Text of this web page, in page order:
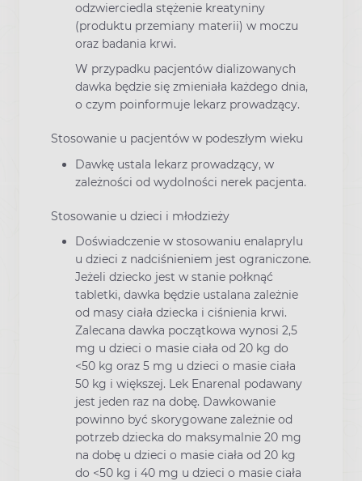
odzwierciedla stężenie kreatyniny
(produktu przemiany materii) w moczu
oraz badania krwi.
W przypadku pacjentów dializowanych
dawka będzie się zmieniała każdego dnia,
o czym poinformuje lekarz prowadzący.
Stosowanie u pacjentów w podeszłym wieku
Dawkę ustala lekarz prowadzący, w
zależności od wydolności nerek pacjenta.
Stosowanie u dzieci i młodzieży
Doświadczenie w stosowaniu enalaprylu
u dzieci z nadciśnieniem jest ograniczone.
Jeżeli dziecko jest w stanie połknąć
tabletki, dawka będzie ustalana zależnie
od masy ciała dziecka i ciśnienia krwi.
Zalecana dawka początkowa wynosi 2,5
mg u dzieci o masie ciała od 20 kg do
<50 kg oraz 5 mg u dzieci o masie ciała
50 kg i większej. Lek Enarenal podawany
jest jeden raz na dobę. Dawkowanie
powinno być skorygowane zależnie od
potrzeb dziecka do maksymalnie 20 mg
na dobę u dzieci o masie ciała od 20 kg
do <50 kg i 40 mg u dzieci o masie ciała